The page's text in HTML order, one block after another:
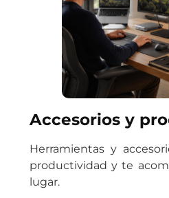
Accesorios y
Herramientas y
productividad y te
lugar.